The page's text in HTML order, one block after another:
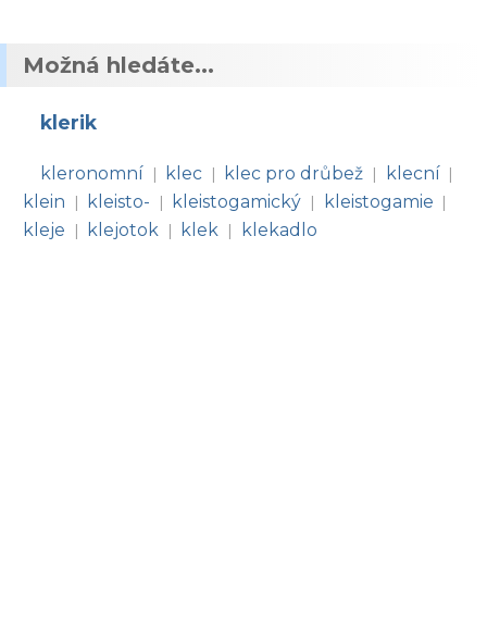
Možná hledáte...
klerik
kleronomní | klec | klec pro drůbež | klecní |
klein | kleisto- | kleistogamický | kleistogamie |
kleje | klejotok | klek | klekadlo